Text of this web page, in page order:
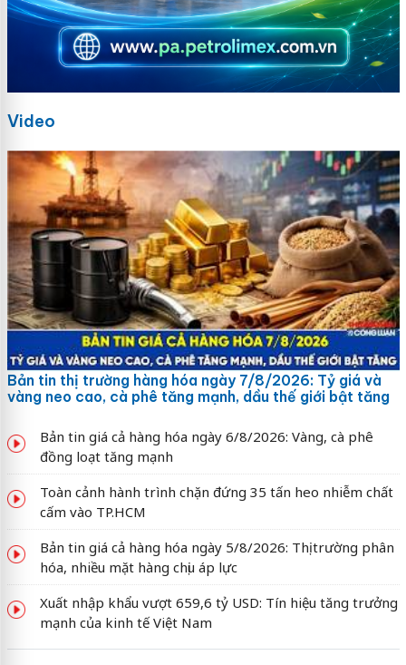
Video
Bản tin thị trường hàng hóa ngày 7/8/2026: Tỷ giá và
vàng neo cao, cà phê tăng mạnh, dầu thế giới bật tăng
Bản tin giá cả hàng hóa ngày 6/8/2026: Vàng, cà phê
đồng loạt tăng mạnh
Toàn cảnh hành trình chặn đứng 35 tấn heo nhiễm chất
cấm vào TP.HCM
Bản tin giá cả hàng hóa ngày 5/8/2026: Thị trường phân
hóa, nhiều mặt hàng chịu áp lực
Xuất nhập khẩu vượt 659,6 tỷ USD: Tín hiệu tăng trưởng
mạnh của kinh tế Việt Nam